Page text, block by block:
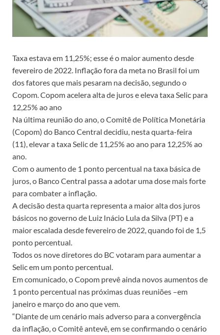
Taxa estava em 11,25%; esse é o maior aumento desde
fevereiro de 2022. Inflação fora da meta no Brasil foi um
dos fatores que mais pesaram na decisão, segundo o
Copom. Copom acelera alta de juros e eleva taxa Selic para
12,25% ao ano
Na última reunião do ano, o Comitê de Política Monetária
(Copom) do Banco Central decidiu, nesta quarta-feira
(11), elevar a taxa Selic de 11,25% ao ano para 12,25% ao
ano.
Com o aumento de 1 ponto percentual na taxa básica de
juros, o Banco Central passa a adotar uma dose mais forte
para combater a inflação.
A decisão desta quarta representa a maior alta dos juros
básicos no governo de Luiz Inácio Lula da Silva (PT) e a
maior escalada desde fevereiro de 2022, quando foi de 1,5
ponto percentual.
Todos os nove diretores do BC votaram para aumentar a
Selic em um ponto percentual.
Em comunicado, o Copom prevê ainda novos aumentos de
1 ponto percentual nas próximas duas reuniões –em
janeiro e março do ano que vem.
“Diante de um cenário mais adverso para a convergência
da inflação, o Comitê antevê, em se confirmando o cenário